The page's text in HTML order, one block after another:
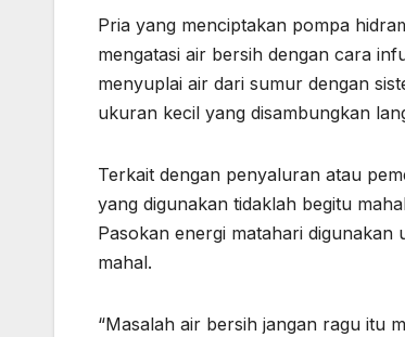
Pria yang menciptakan pompa
mengatasi air bersih dengan cara
menyuplai air dari sumur dengan
ukuran kecil yang disambungkan
Terkait dengan penyaluran atau
yang digunakan tidaklah begitu
Pasokan energi matahari
mahal.
“Masalah air bersih jangan ragu itu